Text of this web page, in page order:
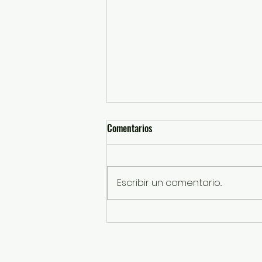
Caravanas Itinerantes han
Comentarios
Escribir un comentario...